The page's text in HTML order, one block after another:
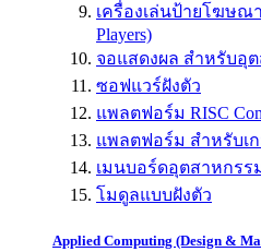
เครื่องเล่นป้ายโฆษณ
Players)
จอแสดงผล สำหรับอุ
ซอฟแวร์ฝังตัว
แพลตฟอร์ม RISC
แพลตฟอร์ม สำหรับเ
เมนบอร์ดอุตสาหกรร
โมดูลแบบฝังตัว
Applied Computing (Design &